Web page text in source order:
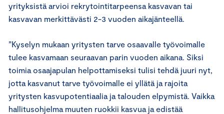
yrityksistä arvioi rekrytointitarpeensa kasvavan tai
kasvavan merkittävästi 2-3 vuoden aikajänteellä.
”Kyselyn mukaan yritysten tarve osaavalle työvoimalle
tulee kasvamaan seuraavan parin vuoden aikana. Siksi
toimia osaajapulan helpottamiseksi tulisi tehdä juuri nyt,
jotta kasvanut tarve työvoimalle ei yllätä ja rajoita
yritysten kasvupotentiaalia ja talouden elpymistä. Vaikka
hallitusohjelma muuten ruokkii kasvua ja edistää